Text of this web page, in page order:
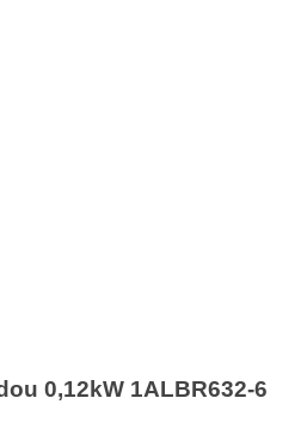
0,12kW 1ALBR632-6